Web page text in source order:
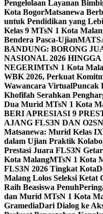
Pengelolaan Layanan
Kota BogorMatsanewa
untuk Pendidikan yang
Kelas 9 MTsN 1 Kota
Bendera Pasca-Ujian
BANDUNG: BORONG
NASIONAL 2026
NEGERIMTsN 1 Kota
WBK 2026, Perkuat
Wawancara VirtualPuncak
Khofifah Serahkan
Dua Murid MTsN 1 Kota
BERI APRESIASI 9
AJANG FLS3N DAN
Matsanewa: Murid Kelas
dalam Ujian Praktik
Prestasi Juara FLS3N
Kota MalangMTsN 1 Kota
FLS3N 2026 Tingkat Kota
Malang Lolos Seleksi Ketat
Raih Beasiswa Penuh
dan Murid MTsN 1 Kota
GramediaDari Dialog ke